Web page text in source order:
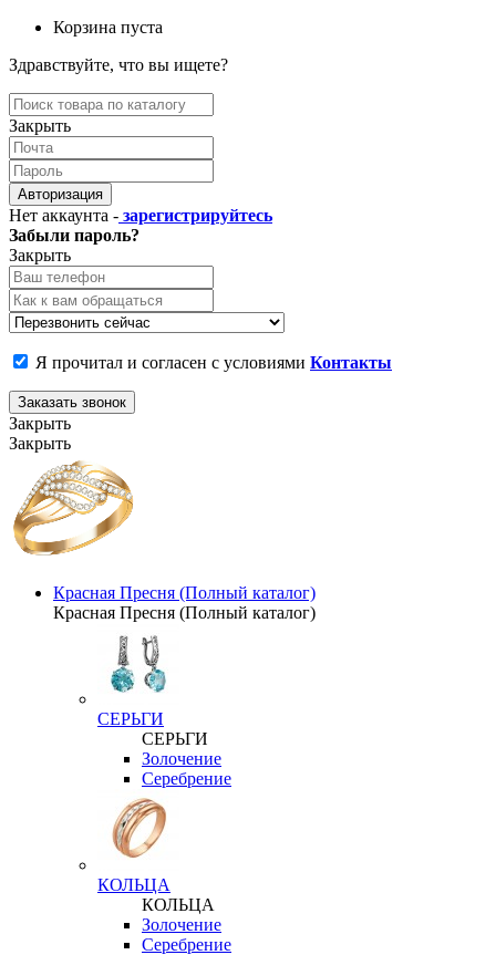
Корзина пуста
Здравствуйте, что вы ищете?
Закрыть
Авторизация
Нет аккаунта - зарегистрируйтесь
Забыли пароль?
Закрыть
Я прочитал и согласен с условиями Контакты
Заказать звонок
Закрыть
Закрыть
Красная Пресня (Полный каталог)
Красная Пресня (Полный каталог)
СЕРЬГИ
СЕРЬГИ
Золочение
Серебрение
КОЛЬЦА
КОЛЬЦА
Золочение
Серебрение